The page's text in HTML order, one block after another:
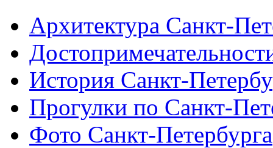
Архитектура Санкт-
История Санкт-
Прогулки по Санкт-
Фото Санкт-Петербурга